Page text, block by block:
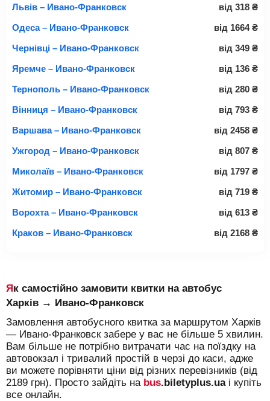
Львів – Ивано-Франковск
від 318 ₴
Одеса – Ивано-Франковск
від 1664 ₴
Чернівці – Ивано-Франковск
від 349 ₴
Яремче – Ивано-Франковск
від 136 ₴
Тернополь – Ивано-Франковск
від 280 ₴
Вінниця – Ивано-Франковск
від 793 ₴
Варшава – Ивано-Франковск
від 2458 ₴
Ужгород – Ивано-Франковск
від 807 ₴
Миколаїв – Ивано-Франковск
від 1797 ₴
Житомир – Ивано-Франковск
від 719 ₴
Ворохта – Ивано-Франковск
від 613 ₴
Краков – Ивано-Франковск
від 2168 ₴
Як самостійно замовити квитки на автобус
Харків → Ивано-Франковск
Замовлення автобусного квитка за маршрутом Харків
— Ивано-Франковск забере у вас не більше 5 хвилин.
Вам більше не потрібно витрачати час на поїздку на
автовокзал і тривалий простій в черзі до каси, адже
ви можете порівняти ціни від різних перевізників (від
2189 грн). Просто зайдіть на bus.biletyplus.uaі купіть
все онлайн.